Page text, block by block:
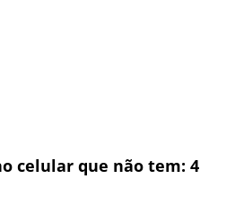
celular que não tem: 4